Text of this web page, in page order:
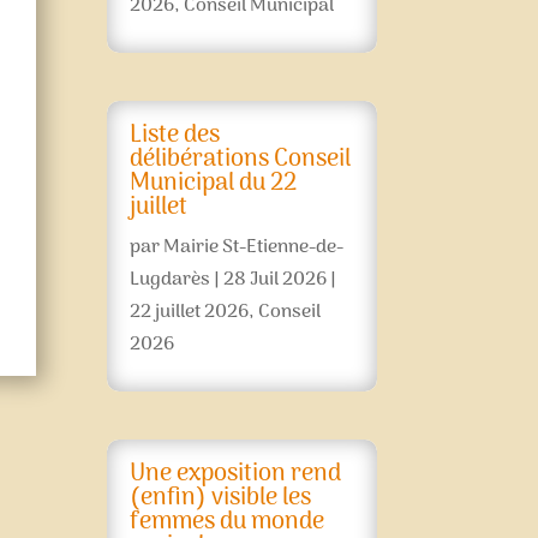
2026, Conseil Municipal
Liste des
délibérations Conseil
Municipal du 22
juillet
parMairie St-Etienne-de-
Lugdarès|28 Juil 2026|
22 juillet 2026, Conseil
2026
Une exposition rend
(enfin) visible les
femmes du monde